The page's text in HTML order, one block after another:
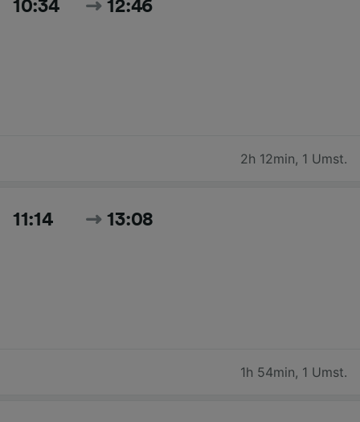
10:34 12:46
2h 12min, 1 Umst.
11:14 13:08
1h 54min, 1 Umst.